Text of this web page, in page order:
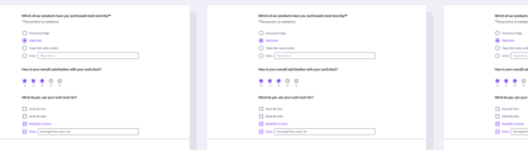
идей по
活动иям.
команды.
опроса по технологиям университетаШаблон анализа конкурентных продуктовШаблон